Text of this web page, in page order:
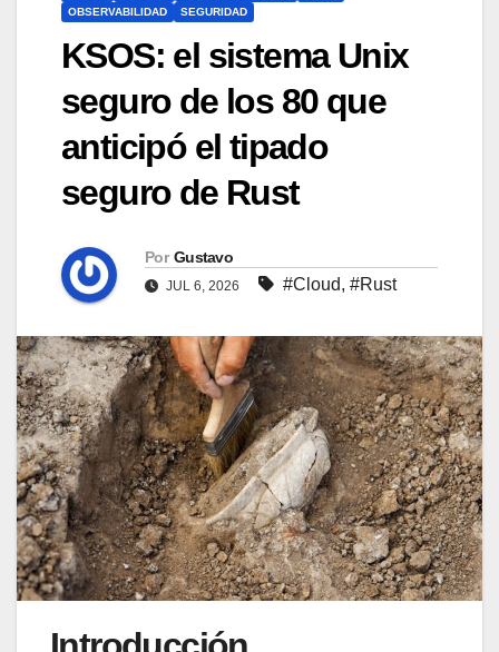
OBSERVABILIDAD
SEGURIDAD
KSOS: el sistema Unix
seguro de los 80 que
anticipó el tipado
seguro de Rust
Por Gustavo
JUL 6, 2026 #Cloud, #Rust